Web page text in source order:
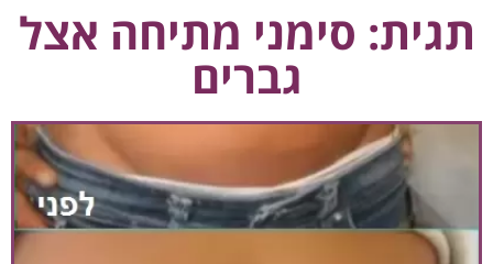
תגית: סימני מתיחה אצל
גברים